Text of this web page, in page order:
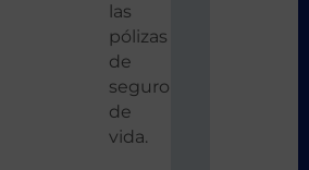
las
pólizas
de
seguro
de
vida.